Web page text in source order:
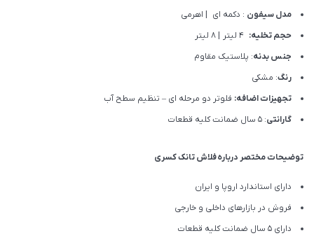
مدل سیفون : دکمه ای | اهرمی
حجم تخلیه:
جنس بدنه: پلاستیک مقاوم
رنگ: مشکی
تجهیزات اضافه: فلوتر دو مرحله ای – تنظیم سطح آب
گارانتی: 5 سال ضمانت کلیه قطعات
توضیحات مختصر دربارهفلاش تانک کسری
دارای استاندارد اروپا و ایران
فروش در بازارهای داخلی و خارجی
دارای 5 سال ضمانت کلیه قطعات